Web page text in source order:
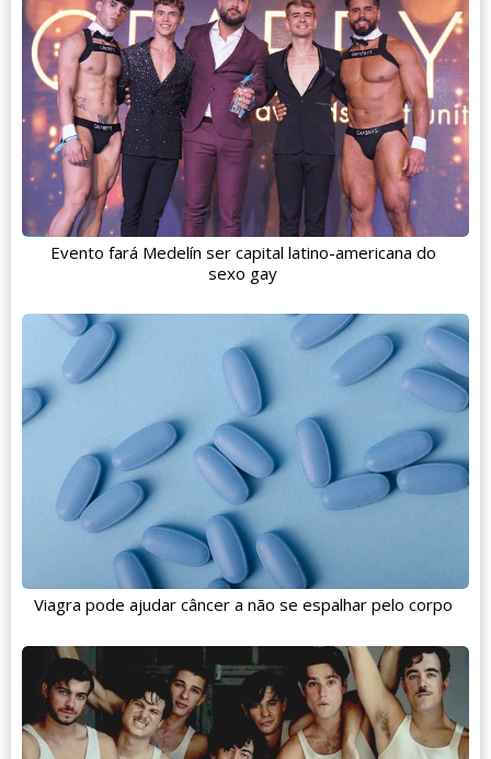
Evento fará Medelín ser capital latino-americana do
sexo gay
Viagra pode ajudar câncer a não se espalhar pelo corpo